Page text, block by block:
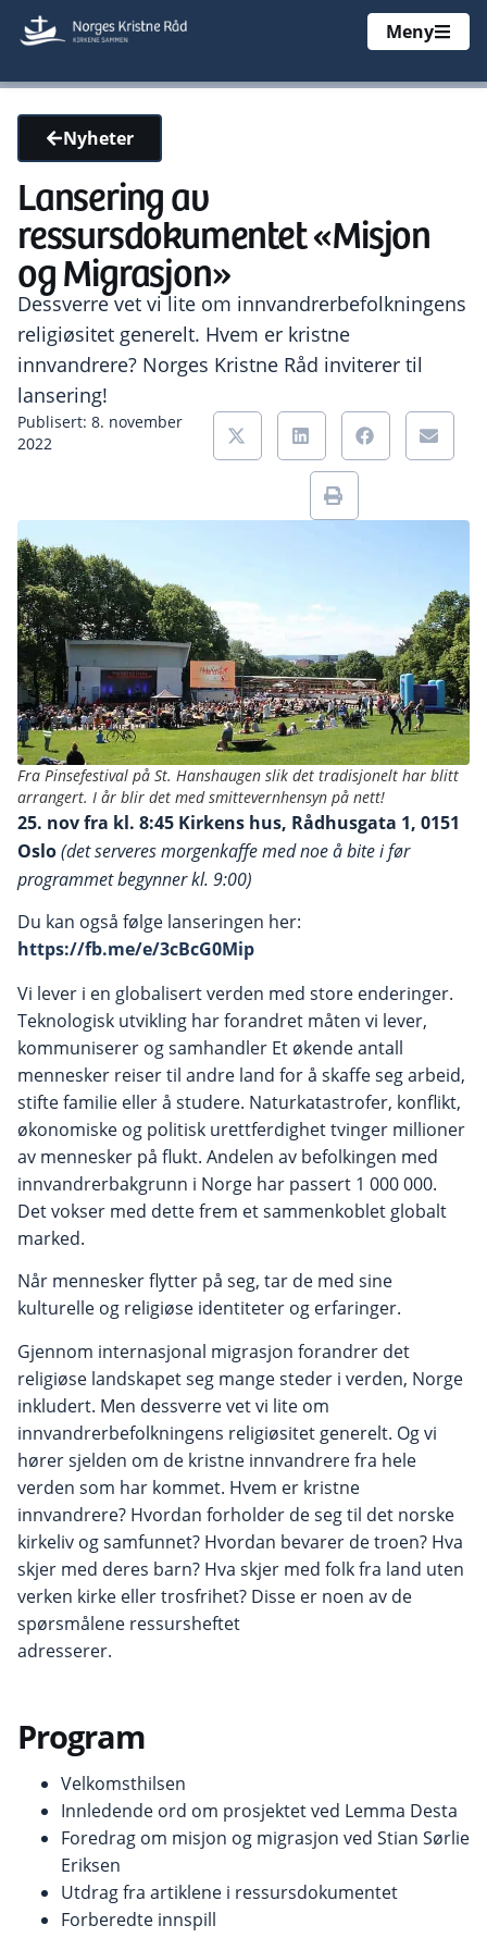
Meny
Nyheter
Lansering av
ressursdokumentet «Misjon
og Migrasjon»
Dessverre vet vi lite om innvandrerbefolkningens
religiøsitet generelt. Hvem er kristne
innvandrere? Norges Kristne Råd inviterer til
lansering!
Publisert: 8. november
2022
Fra Pinsefestival på St. Hanshaugen slik det tradisjonelt har blitt
arrangert. I år blir det med smittevernhensyn på nett!
25. nov fra kl. 8:45 Kirkens hus, Rådhusgata 1, 0151
Oslo(det serveres morgenkaffe med noe å bite i før
programmet begynner kl. 9:00)
Du kan også følge lanseringen her:
https://fb.me/e/3cBcG0Mip
Vi lever i en globalisert verden med store enderinger.
Teknologisk utvikling har forandret måten vi lever,
kommuniserer og samhandler Et økende antall
mennesker reiser til andre land for å skaffe seg arbeid,
stifte familie eller å studere. Naturkatastrofer, konflikt,
økonomiske og politisk urettferdighet tvinger millioner
av mennesker på flukt. Andelen av befolkingen med
innvandrerbakgrunn i Norge har passert 1 000 000.
Det vokser med dette frem et sammenkoblet globalt
marked.
Når mennesker flytter på seg, tar de med sine
kulturelle og religiøse identiteter og erfaringer.
Gjennom internasjonal migrasjon forandrer det
religiøse landskapet seg mange steder i verden, Norge
inkludert. Men dessverre vet vi lite om
innvandrerbefolkningens religiøsitet generelt. Og vi
hører sjelden om de kristne innvandrere fra hele
verden som har kommet. Hvem er kristne
innvandrere? Hvordan forholder de seg til det norske
kirkeliv og samfunnet? Hvordan bevarer de troen? Hva
skjer med deres barn? Hva skjer med folk fra land uten
verken kirke eller trosfrihet? Disse er noen av de
spørsmålene ressursheftet
adresserer.
Program
Velkomsthilsen
Innledende ord om prosjektet ved Lemma Desta
Foredrag om misjon og migrasjon ved Stian Sørlie
Eriksen
Utdrag fra artiklene i ressursdokumentet
Forberedte innspill